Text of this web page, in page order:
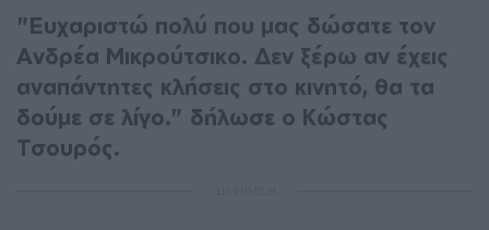
"Ευχαριστώ πολύ που μας δώσατε τον
Ανδρέα Μικρούτσικο. Δεν ξέρω αν έχεις
αναπάντητες κλήσεις στο κινητό, θα τα
δούμε σε λίγο." δήλωσε ο Κώστας
Τσουρός.